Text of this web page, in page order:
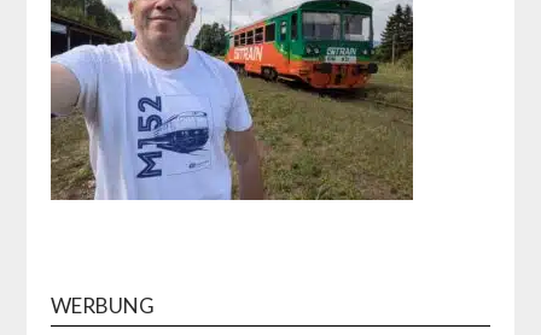
WERBUNG